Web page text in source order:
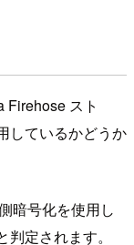
Firehose スト
しているかどうか
暗号化を使用し
定されます。